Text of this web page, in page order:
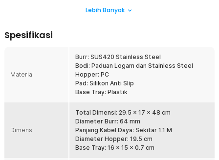
Penggilingan Cepat dan Bertenaga
konsisten. Performa penggiling biji kopi ini sangat ideal untuk jam
Dengan tenaga besar, mesin ini mampu menggiling ±18 gr dalam
Burr 64 mm, Distribusi Partikel Merata
Menggunakan flat burr berbahan SUS420 stainless steel dengan
diameter 64 mm. Ukuran ini tergolong besar untuk kelas home-
lebih merata. Desain flat burr membantu mengurangi variasi ukuran
bubuk dan meminimalkan panas berlebih. Ditambah teknologi anti
statis yang mengurangi bubuk menempel dan berhamburan.
14 Tingkat Pengaturan Grind Presisi
Dilengkapi knob pengaturan dengan skala 0-14 untuk
Lebih Banyak
Spesifikasi
Material
Burr: SUS420 Stainless Steel
Bodi: Paduan Logam dan Stainless Steel
Hopper: PC
Pad: Silikon Anti Slip
Base Tray: Plastik
Dimensi
Total Dimensi: 29.5 x 17 x 48 cm
Diameter Burr: 64 mm
Panjang Kabel Daya: Sekitar 1.1 M
Diameter Hopper: 19.5 cm
Base Tray: 16 x 15 x 0.7 cm